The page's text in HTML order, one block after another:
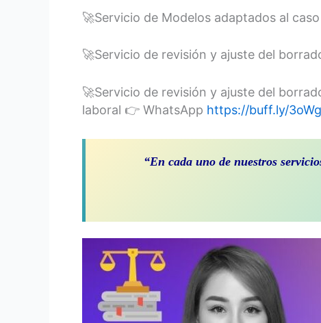
🚀Servicio de Modelos adaptados al
🚀Servicio de revisión y ajuste del
🚀Servicio de revisión y ajuste del
laboral 👉 WhatsApp https://buff.ly/
“En cada uno de nuestros